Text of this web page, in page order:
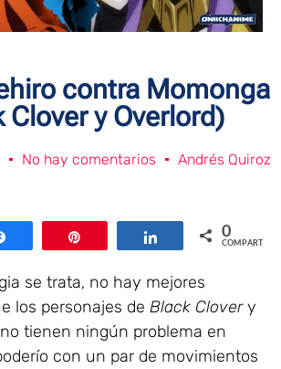
contra Momonga
Clover y Overlord)
No hay comentarios Andrés Quiroz
Compartir Compartir0
COMPARTIR
se trata, no hay mejores
los personajes de Black Clovery
tienen ningún problema en
con un par de movimientos